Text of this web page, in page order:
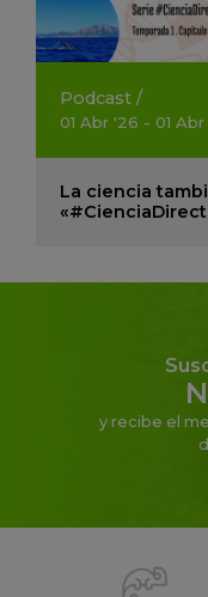
Podcast /
01 Abr '26 - 01 Abr
La ciencia
y recibe el